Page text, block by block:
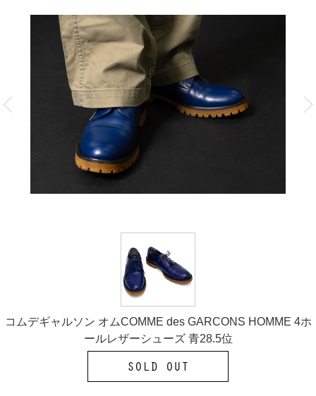
コムデギャルソン オムCOMME des GARCONS HOMME 4ホ
ールレザーシューズ 青28.5位
SOLD OUT